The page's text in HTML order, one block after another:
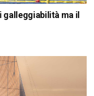
galleggiabilità ma il